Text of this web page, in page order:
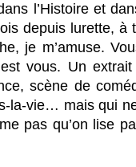
l’Histoire et
depuis lurette, à
je m’amuse.
vous. Un
scène de
la-vie… mais qui
pas qu’on lise